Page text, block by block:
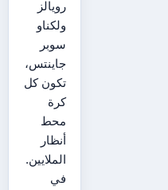
رويالز
ولكناو
سوبر
جاينتس،
تكون كل
كرة
محط
أنظار
الملايين.
في